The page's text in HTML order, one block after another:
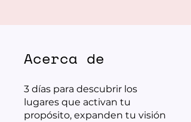
Acerca de
3 días para descubrir los
lugares que activan tu
propósito, expanden tu visión